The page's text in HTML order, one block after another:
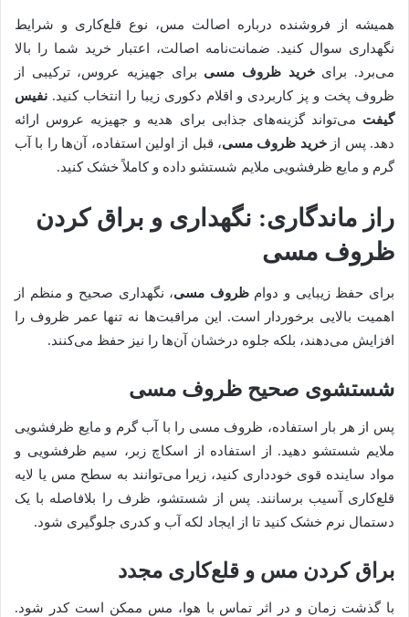
همیشه از فروشنده درباره اصالت مس، نوع قلع‌کاری و شرایط
نگهداری سوال کنید. ضمانت‌نامه اصالت، اعتبار خرید شما را بالا
می‌برد. برای خرید ظروف مسی برای جهیزیه عروس، ترکیبی از
ظروف پخت و پز کاربردی و اقلام دکوری زیبا را انتخاب کنید. نفیس
گیفت می‌تواند گزینه‌های جذابی برای هدیه و جهیزیه عروس ارائه
دهد. پس از خرید ظروف مسی، قبل از اولین استفاده، آن‌ها را با آب
گرم و مایع ظرفشویی ملایم شستشو داده و کاملاً خشک کنید.
راز ماندگاری: نگهداری و براق کردن
ظروف مسی
برای حفظ زیبایی و دوام ظروف مسی، نگهداری صحیح و منظم از
اهمیت بالایی برخوردار است. این مراقبت‌ها نه تنها عمر ظروف را
افزایش می‌دهند، بلکه جلوه درخشان آن‌ها را نیز حفظ می‌کنند.
شستشوی صحیح ظروف مسی
پس از هر بار استفاده، ظروف مسی را با آب گرم و مایع ظرفشویی
ملایم شستشو دهید. از استفاده از اسکاچ زبر، سیم ظرفشویی و
مواد ساینده قوی خودداری کنید، زیرا می‌توانند به سطح مس یا لایه
قلع‌کاری آسیب برسانند. پس از شستشو، ظرف را بلافاصله با یک
دستمال نرم خشک کنید تا از ایجاد لکه آب و کدری جلوگیری شود.
براق کردن مس و قلع‌کاری مجدد
با گذشت زمان و در اثر تماس با هوا، مس ممکن است کدر شود.